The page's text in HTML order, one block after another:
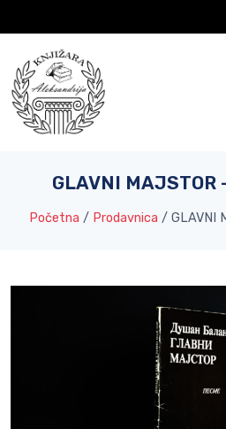
GLAVNI MAJSTOR
Početna / Prodavnica / GLAVNI